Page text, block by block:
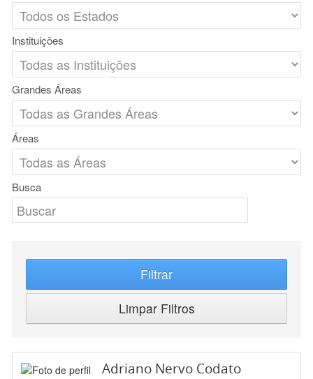
Instituições
Grandes Áreas
Áreas
Busca
Filtrar
Limpar Filtros
Adriano Nervo Codato